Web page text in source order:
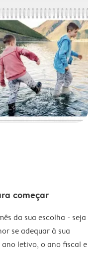
começar
da sua escolha - seja
se adequar à sua
letivo, o ano fiscal e